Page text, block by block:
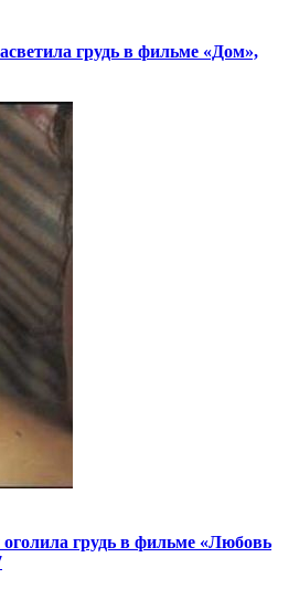
грудь в фильме «Дом»,
грудь в фильме «Любовь